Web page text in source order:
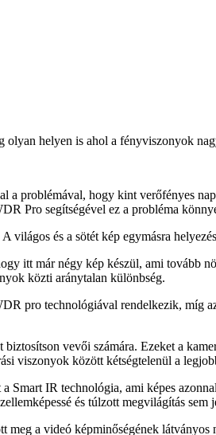
olyan helyen is ahol a fényviszonyok
a problémával, hogy kint verőfényes
Pro segítségével ez a probléma
világos és a sötét kép egymásra
itt már négy kép készül, ami tovább
közti aránytalan különbség.
pro technológiával rendelkezik, míg
vevői számára. Ezeket a
viszonyok között kétségtelenül a
IR technológia, ami képes
és túlzott megvilágítás sem
a videó képminőségének